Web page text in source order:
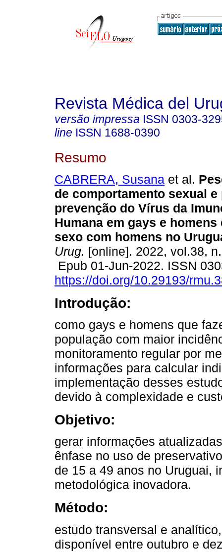
Revista Médica del
versão impressa ISSN 0303-
line ISSN 1688-0390
Resumo
CABRERA, Susana et al.
de comportamento sexual
prevenção do Vírus da
Humana em gays e homens
sexo com homens no
Urug. [online]. 2022, vol.38,
Epub 01-Jun-2022. ISSN
https://doi.org/10.29193/
Introdução:
como gays e homens que
população com maior
monitoramento regular por
informações para calcular
implementação desses
devido à complexidade e
Objetivo:
gerar informações
ênfase no uso de
de 15 a 49 anos no Uruguai,
metodológica inovadora.
Método:
estudo transversal e
disponível entre outubro e